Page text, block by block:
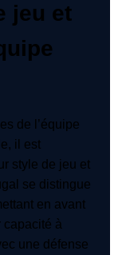
jeu et
de l’équipe
il est
style de jeu et
se distingue
en avant
capacité à
une défense